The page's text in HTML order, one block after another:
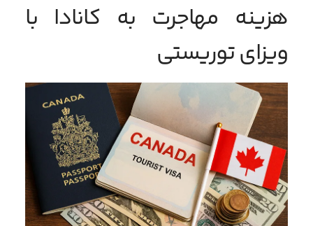
هزینه مهاجرت به کانادا با
ویزای توریستی